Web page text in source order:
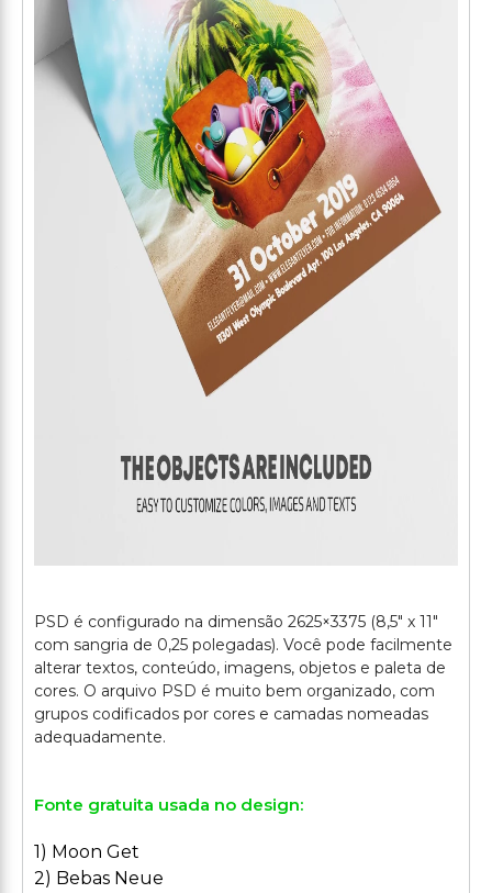
PSD é configurado na dimensão 2625×3375 (8,5" x 11"
com sangria de 0,25 polegadas). Você pode facilmente
alterar textos, conteúdo, imagens, objetos e paleta de
cores. O arquivo PSD é muito bem organizado, com
grupos codificados por cores e camadas nomeadas
Fonte gratuita usada no design:
1) Moon Get
2) Bebas Neue